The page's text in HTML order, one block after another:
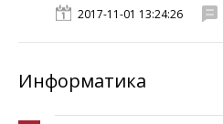
2017-11-01 13:24:26
Информатика